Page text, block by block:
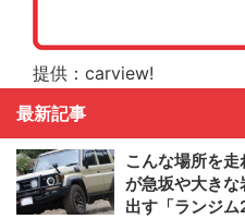
提供：carview!
最新記事
こんな場所を
が急坂や大き
出す「ランジム